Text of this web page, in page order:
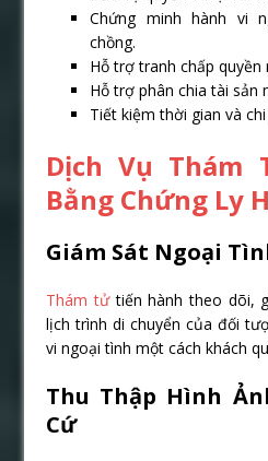
Chứng minh hành vi
chồng.
Hỗ trợ tranh chấp quyền
Hỗ trợ phân chia tài sản
Tiết kiệm thời gian và
Dịch Vụ Thám
Bằng Chứng Ly
Giám Sát Ngoại
Thám tửtiến hành theo dõi,
lịch trình di chuyển của đối
vi ngoại tình một cách khách
Thu Thập Hình
Cứ